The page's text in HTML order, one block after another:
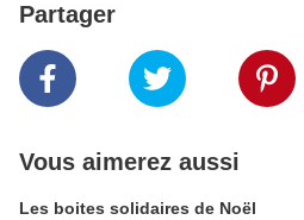
Partager
Vous aimerez aussi
Les boites solidaires de Noël